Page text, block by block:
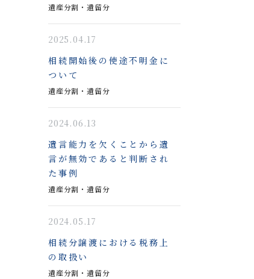
遺産分割・遺留分
2025.04.17
相続開始後の使途不明金に
ついて
遺産分割・遺留分
2024.06.13
遺言能力を欠くことから遺
言が無効であると判断され
た事例
遺産分割・遺留分
2024.05.17
相続分譲渡における税務上
の取扱い
遺産分割・遺留分